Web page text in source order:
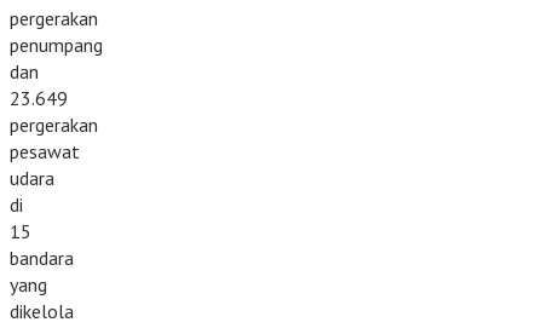
pergerakan
penumpang
dan
23.649
pergerakan
pesawat
udara
di
15
bandara
yang
dikelola